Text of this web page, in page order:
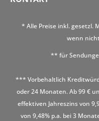
* Alle Preise inkl. gesetzl.
wenn
** für
*** Vorbehaltlich
oder 24 Monaten. Ab 99 €
effektiven Jahreszins von
von 9,48% p.a. bei 3